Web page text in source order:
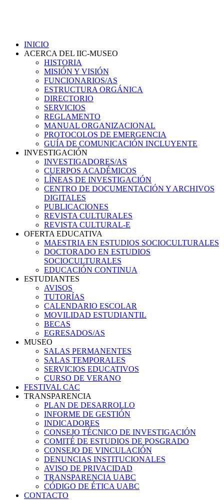
INICIO
ACERCA DEL IIC-MUSEO
HISTORIA
MISIÓN Y VISIÓN
FUNCIONARIOS/AS
ESTRUCTURA ORGÁNICA
DIRECTORIO
SERVICIOS
REGLAMENTO
MANUAL ORGANIZACIONAL
PROTOCOLOS DE EMERGENCIA
GUÍA DE COMUNICACIÓN INCLUYENTE
INVESTIGACIÓN
INVESTIGADORES/AS
CUERPOS ACADÉMICOS
LÍNEAS DE INVESTIGACIÓN
CENTRO DE DOCUMENTACIÓN Y ARCHIVOS
DIGITALES
PUBLICACIONES
REVISTA CULTURALES
REVISTA CULTURAL-E
OFERTA EDUCATIVA
MAESTRIA EN ESTUDIOS SOCIOCULTURALES
DOCTORADO EN ESTUDIOS
SOCIOCULTURALES
EDUCACIÓN CONTINUA
ESTUDIANTES
AVISOS
TUTORÍAS
CALENDARIO ESCOLAR
MOVILIDAD ESTUDIANTIL
BECAS
EGRESADOS/AS
MUSEO
SALAS PERMANENTES
SALAS TEMPORALES
SERVICIOS EDUCATIVOS
CURSO DE VERANO
FESTIVAL CAC
TRANSPARENCIA
PLAN DE DESARROLLO
INFORME DE GESTIÓN
INDICADORES
CONSEJO TÉCNICO DE INVESTIGACIÓN
COMITÉ DE ESTUDIOS DE POSGRADO
CONSEJO DE VINCULACIÓN
DENUNCIAS INSTITUCIONALES
AVISO DE PRIVACIDAD
TRANSPARENCIA UABC
CÓDIGO DE ÉTICA UABC
CONTACTO